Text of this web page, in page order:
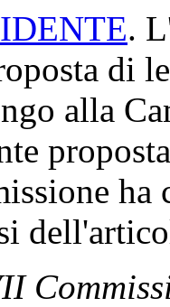
.
di
alla
ha